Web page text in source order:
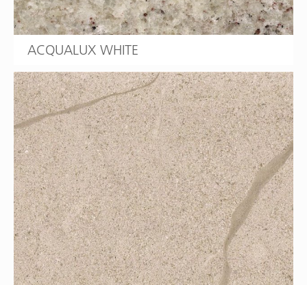
ACQUALUX WHITE